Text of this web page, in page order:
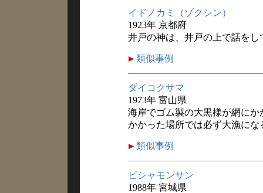
イドノカミ（ゾクシン）
1923年 京都府
井戸の神は、井戸の上で話を
類似事例
ダイコクサマ
1973年 富山県
海岸でゴム製の大黒様が網に
かかった場所では必ず大漁にな
類似事例
ビシャモンサン
1988年 宮城県